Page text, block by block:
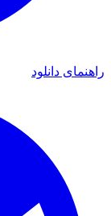
دانلود